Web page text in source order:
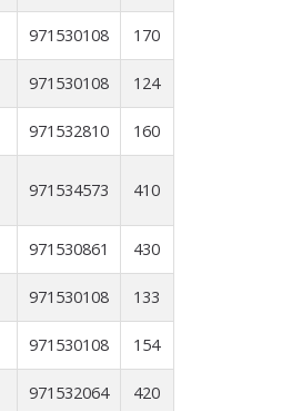
971530108 170
971530108 124
971532810 160
971534573 410
971530861 430
971530108 133
971530108 154
971532064 420